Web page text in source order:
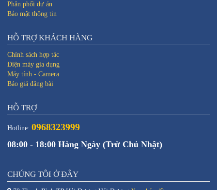
Phân phối dự án
Bảo mật thông tin
HỖ TRỢ KHÁCH HÀNG
Chính sách hợp tác
Điện máy gia dụng
Máy tính - Camera
Báo giá đăng bài
HỖ TRỢ
Hotline: 0968323999
08:00 - 18:00 Hàng Ngày (Trừ Chủ Nhật)
CHÚNG TÔI Ở ĐÂY